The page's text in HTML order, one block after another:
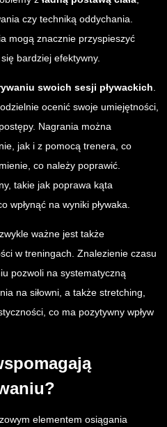
czy techniką oddychania.
mogą znacznie przyspieszyć
bardziej efektywny.
swoich sesji pływackich
ocenić swoje umiejętności,
Nagrania można
jak i z pomocą trenera, co
co należy poprawić.
takie jak poprawa kąta
wpłynąć na wyniki pływaka.
ważne jest także
w treningach. Znalezienie czasu
pozwoli na systematyczną
na siłowni, a także stretching,
co ma pozytywny wpływ
elementem osiągania